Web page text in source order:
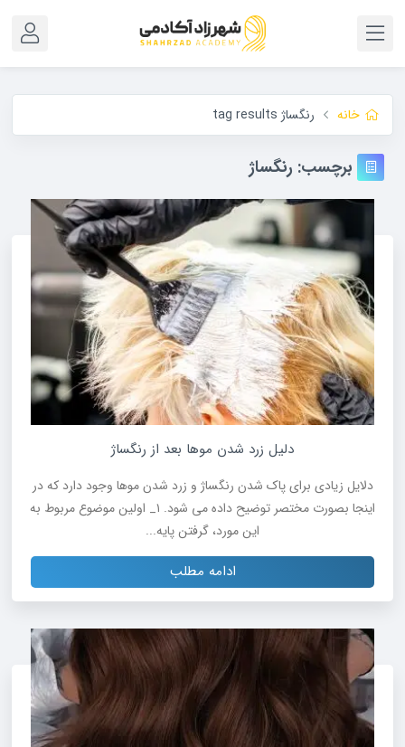
خانه رنگساژ tag results
برچسب: رنگساژ
دلیل زرد شدن موها بعد از رنگساژ
دلایل زیادی برای پاک شدن رنگساژ و زرد شدن موها وجود دارد که در
اینجا بصورت مختصر توضیح داده می شود. ۱_ اولین موضوع مربوط به
این مورد، گرفتن پایه...
ادامه مطلب